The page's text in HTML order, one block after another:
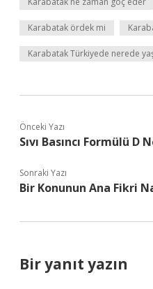
Karabatak ördek mi
Karabatak Türkiyede nerede
Önceki Yazı
Sıvı Basıncı Formülü D
Sonraki Yazı
Bir Konunun Ana Fikri
Bir yanıt yazın